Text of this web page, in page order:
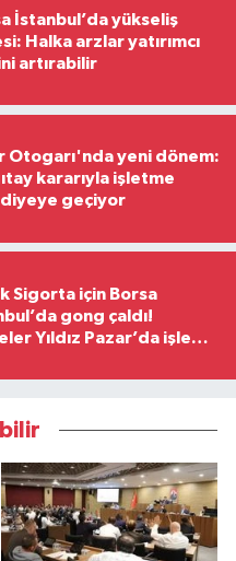
İstanbul’da yükseliş
Halka arzlar yatırımcı
artırabilir
Otogarı'nda yeni dönem:
kararıyla işletme
geçiyor
Sigorta için Borsa
gong çaldı!
Yıldız Pazar’da işlem